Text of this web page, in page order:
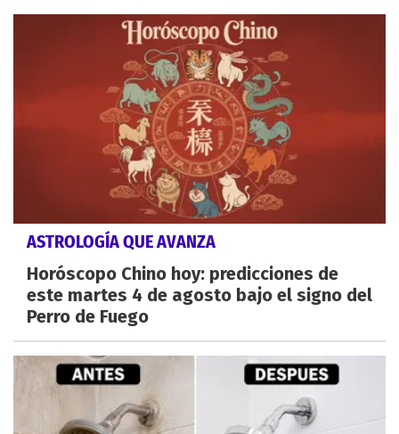
ASTROLOGÍA QUE AVANZA
Horóscopo Chino hoy: predicciones de
este martes 4 de agosto bajo el signo del
Perro de Fuego